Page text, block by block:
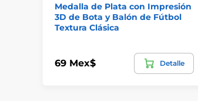
Medalla de Plata con Impresión
3D de Bota y Balón de Fútbol
Textura Clásica
69 Mex$ Detalle